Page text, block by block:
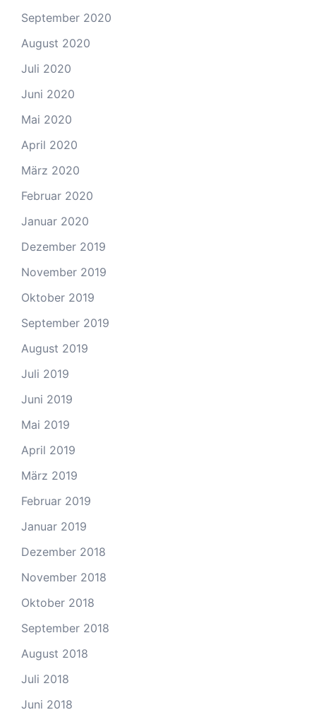
September 2020
August 2020
Juli 2020
Juni 2020
Mai 2020
April 2020
März 2020
Februar 2020
Januar 2020
Dezember 2019
November 2019
Oktober 2019
September 2019
August 2019
Juli 2019
Juni 2019
Mai 2019
April 2019
März 2019
Februar 2019
Januar 2019
Dezember 2018
November 2018
Oktober 2018
September 2018
August 2018
Juli 2018
Juni 2018